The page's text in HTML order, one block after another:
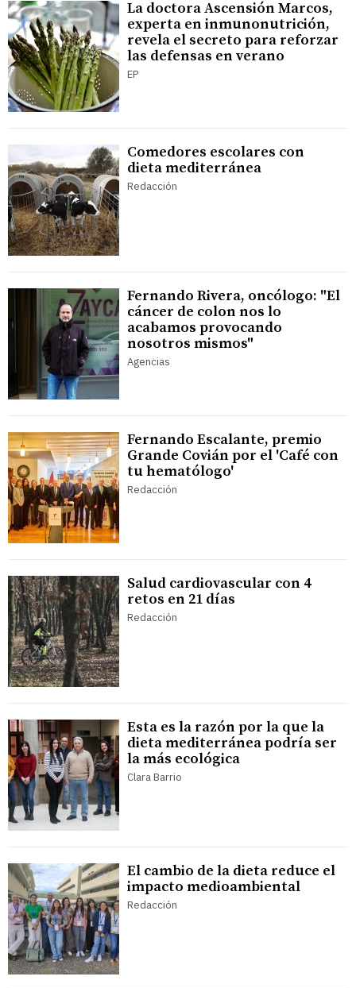
La doctora Ascensión Marcos,
experta en inmunonutrición,
revela el secreto para reforzar
las defensas en verano
EP
Comedores escolares con
dieta mediterránea
Redacción
Fernando Rivera, oncólogo: "El
cáncer de colon nos lo
acabamos provocando
nosotros mismos"
Agencias
Fernando Escalante, premio
Grande Covián por el 'Café con
tu hematólogo'
Redacción
Salud cardiovascular con 4
retos en 21 días
Redacción
Esta es la razón por la que la
dieta mediterránea podría ser
la más ecológica
Clara Barrio
El cambio de la dieta reduce el
impacto medioambiental
Redacción